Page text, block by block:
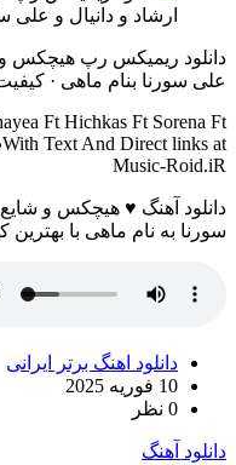
دانلود ریمیکس رپ هیچکس و
علی سورنا بنام ماهی ·
Ft Hichkas Ft Sorena Ft
Text And Direct links at
Music-Roid.iR
دانلود آهنگ ♥ هیچکس و شایع
سورنا به نام ماهی با
دانلود اهنگ برتر ایرانی
10 فوریه 2025
0 نظر
دانلود آهنگ